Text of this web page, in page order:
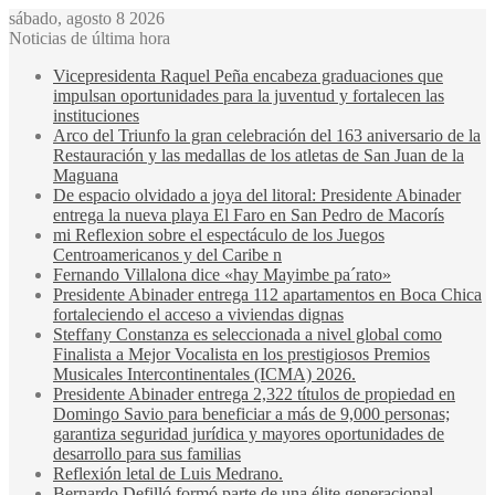
sábado, agosto 8 2026
Noticias de última hora
Vicepresidenta Raquel Peña encabeza graduaciones que
impulsan oportunidades para la juventud y fortalecen las
instituciones
Arco del Triunfo la gran celebración del 163 aniversario de la
Restauración y las medallas de los atletas de San Juan de la
Maguana
De espacio olvidado a joya del litoral: Presidente Abinader
entrega la nueva playa El Faro en San Pedro de Macorís
mi Reflexion sobre el espectáculo de los Juegos
Centroamericanos y del Caribe n
Fernando Villalona dice «hay Mayimbe pa´rato»
Presidente Abinader entrega 112 apartamentos en Boca Chica
fortaleciendo el acceso a viviendas dignas
Steffany Constanza es seleccionada a nivel global como
Finalista a Mejor Vocalista en los prestigiosos Premios
Musicales Intercontinentales (ICMA) 2026.
Presidente Abinader entrega 2,322 títulos de propiedad en
Domingo Savio para beneficiar a más de 9,000 personas;
garantiza seguridad jurídica y mayores oportunidades de
desarrollo para sus familias
Reflexión letal de Luis Medrano.